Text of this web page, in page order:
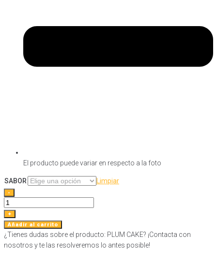
El producto puede variar en respecto a la foto
SABOR
Limpiar
PLUM
CAKE
cantidad
-
+
Añadir al carrito
¿Tienes dudas sobre el producto: PLUM CAKE? ¡Contacta con
nosotros y te las resolveremos lo antes posible!